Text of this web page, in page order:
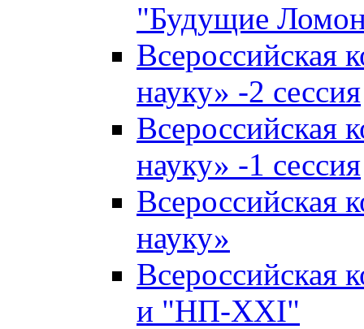
"Будущие
Всероссийская
науку» -2 сессия
Всероссийская
науку» -1 сессия
Всероссийская
науку»
и "НП-XXI"